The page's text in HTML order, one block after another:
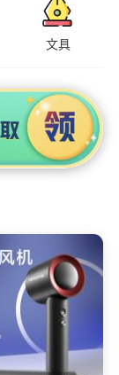
文具